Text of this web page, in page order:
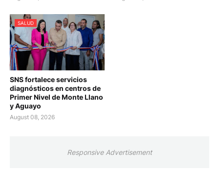
SALUD
SNS fortalece servicios
diagnósticos en centros de
Primer Nivel de Monte Llano
y Aguayo
August 08, 2026
Responsive Advertisement